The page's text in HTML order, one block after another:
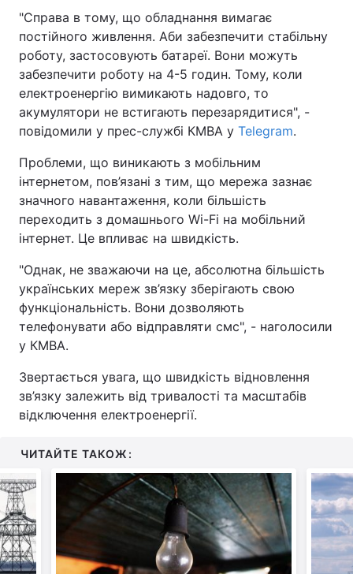
"Справа в тому, що обладнання вимагає
постійного живлення. Аби забезпечити стабільну
роботу, застосовують батареї. Вони можуть
забезпечити роботу на 4-5 годин. Тому, коли
електроенергію вимикають надовго, то
акумулятори не встигають перезарядитися", -
повідомили у прес-службі КМВА у Telegram.
Проблеми, що виникають з мобільним
інтернетом, пов’язані з тим, що мережа зазнає
значного навантаження, коли більшість
переходить з домашнього Wi-Fi на мобільний
інтернет. Це впливає на швидкість.
"Однак, не зважаючи на це, абсолютна більшість
українських мереж зв’язку зберігають свою
функціональність. Вони дозволяють
телефонувати або відправляти смс", - наголосили
у КМВА.
Звертається увага, що швидкість відновлення
зв’язку залежить від тривалості та масштабів
відключення електроенергії.
ЧИТАЙТЕ ТАКОЖ: